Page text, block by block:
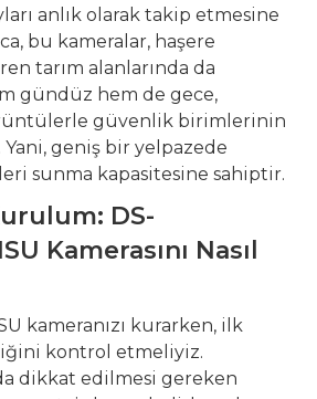
anlık olarak takip etmesine
bu kameralar, haşere
tarım alanlarında da
gündüz hem de gece,
güvenlik birimlerinin
Yani, geniş bir yelpazede
sunma kapasitesine sahiptir.
DS-
Kamerasını Nasıl
kameranızı kurarken, ilk
kontrol etmeliyiz.
dikkat edilmesi gereken